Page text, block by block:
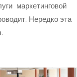
маркетинговой
Нередко эта